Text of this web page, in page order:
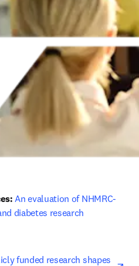
An evaluation of NHMRC-
diabetes research
funded research shapes